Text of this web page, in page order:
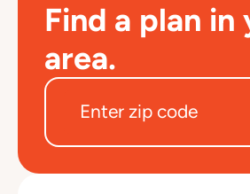
Find a plan in
area.